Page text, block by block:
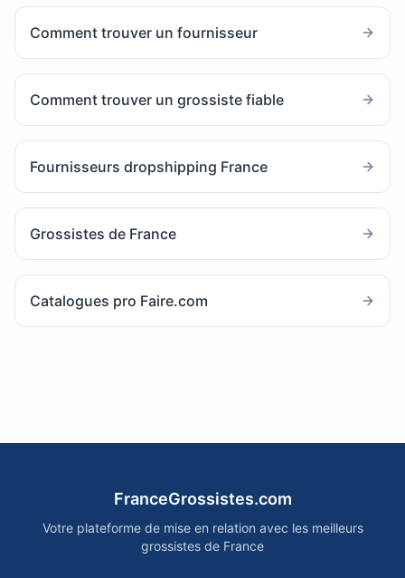
Comment trouver un fournisseur
Comment trouver un grossiste fiable
Fournisseurs dropshipping France
Grossistes de France
Catalogues pro Faire.com
FranceGrossistes.com
Votre plateforme de mise en relation avec les meilleurs
grossistes de France